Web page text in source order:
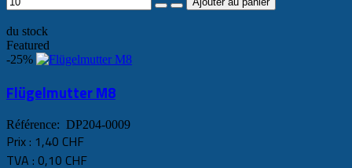
du stock
Featured
-25%
Flügelmutter M8
Référence: DP204-0009
Prix : 1,40 CHF
TVA : 0,10 CHF